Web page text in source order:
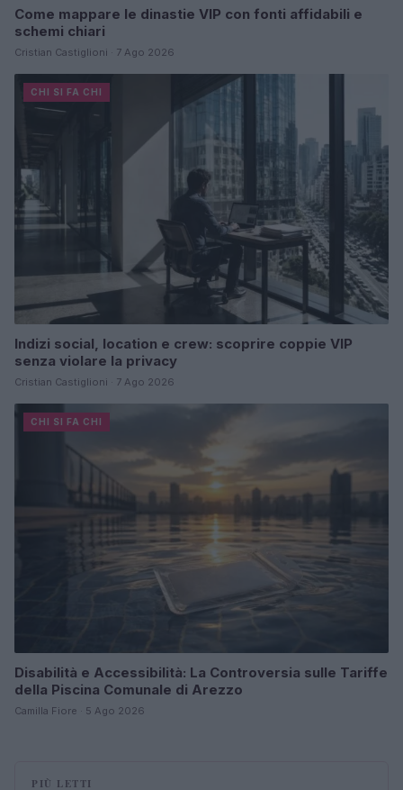
Come mappare le dinastie VIP con fonti affidabili e
schemi chiari
Cristian Castiglioni · 7 Ago 2026
CHI SI FA CHI
Indizi social, location e crew: scoprire coppie VIP
senza violare la privacy
Cristian Castiglioni · 7 Ago 2026
CHI SI FA CHI
Disabilità e Accessibilità: La Controversia sulle Tariffe
della Piscina Comunale di Arezzo
Camilla Fiore · 5 Ago 2026
PIÙ LETTI